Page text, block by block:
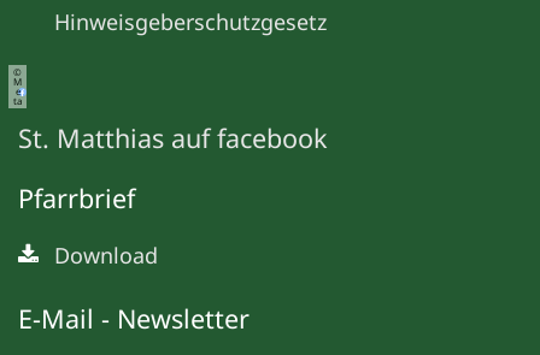
Hinweisgeberschutzgesetz
©
M
e
ta
St. Matthias auf facebook
Pfarrbrief
Download
E-Mail - Newsletter